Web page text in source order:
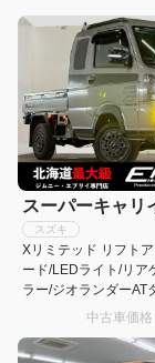
スーパーキャリ
スズキ
Xリミテッド リフト
ード/LEDライト/リア
ラー/ジオランダーAT
マックスライナーガ
ミラー/社外ハンドル
中古車価格